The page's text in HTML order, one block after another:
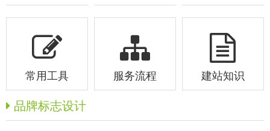
常用工具 服务流程 建站知识
品牌标志设计